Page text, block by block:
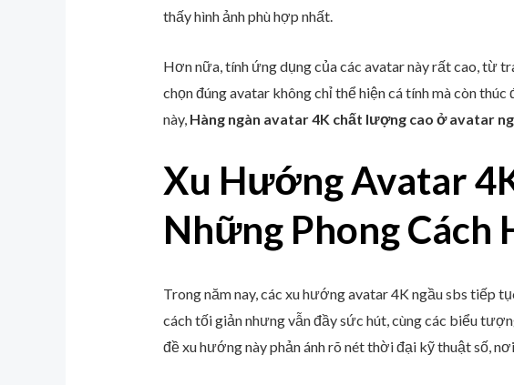
thấy hình ảnh phù hợp nhất.
Hơn nữa, tính ứng dụng của các avatar này rất cao, từ
chọn đúng avatar không chỉ thể hiện cá tính mà còn
này, Hàng ngàn avatar 4K chất lượng cao ở avatar
Xu Hướng Avatar
Những Phong Cách
Trong năm nay, các xu hướng avatar 4K ngầu sbs tiếp
cách tối giản nhưng vẫn đầy sức hút, cùng các biểu
đề xu hướng này phản ánh rõ nét thời đại kỹ thuật số,